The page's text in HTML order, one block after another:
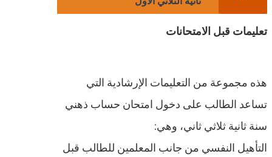
تعليمات قبل الامتحانات
هذه مجموعة من التعليمات الإرشادية التي
تساعد الطالب على دخول امتحان حساب ذهني
سنة ثانية ثلاثي ثاني، وهي:
التأهيل النفسي من جانب المعلمين للطالب قبل